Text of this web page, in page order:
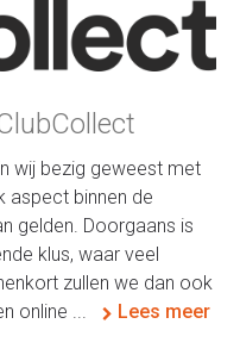
wij bezig geweest met
aspect binnen de
gelden. Doorgaans is
klus, waar veel
zullen we dan ook
online ...
Lees meer